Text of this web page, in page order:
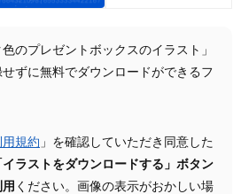
のプレゼントボックスのイラスト」
ずに無料でダウンロードができるフ
用規約 」を確認していただき同意した
ラストをダウンロードする」ボタン
ください。画像の表示がおかしい場